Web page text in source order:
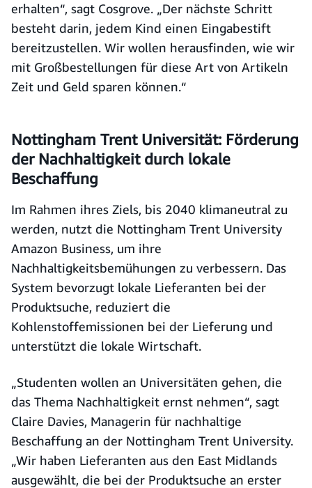
erhalten“, sagt Cosgrove. „Der nächste Schritt
besteht darin, jedem Kind einen Eingabestift
bereitzustellen. Wir wollen herausfinden, wie wir
mit Großbestellungen für diese Art von Artikeln
Zeit und Geld sparen können.“
Nottingham Trent Universität: Förderung
der Nachhaltigkeit durch lokale
Beschaffung
Im Rahmen ihres Ziels, bis 2040 klimaneutral zu
werden, nutzt die Nottingham Trent University
Amazon Business, um ihre
Nachhaltigkeitsbemühungen zu verbessern. Das
System bevorzugt lokale Lieferanten bei der
Produktsuche, reduziert die
Kohlenstoffemissionen bei der Lieferung und
unterstützt die lokale Wirtschaft.
„Studenten wollen an Universitäten gehen, die
das Thema Nachhaltigkeit ernst nehmen“, sagt
Claire Davies, Managerin für nachhaltige
Beschaffung an der Nottingham Trent University.
„Wir haben Lieferanten aus den East Midlands
ausgewählt, die bei der Produktsuche an erster